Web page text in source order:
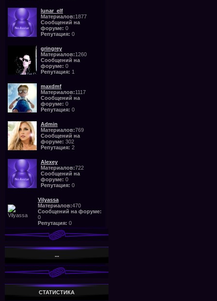
lunar_elf
Материалов:1877
Сообщений на
форуме: 0
Репутация: 0
gringrey
Материалов:1260
Сообщений на
форуме: 0
Репутация: 1
maxdmf
Материалов:1117
Сообщений на
форуме: 0
Репутация: 0
Admin
Материалов:769
Сообщений на
форуме: 302
Репутация: 2
Alexey
Материалов:722
Сообщений на
форуме: 0
Репутация: 0
Vilyassa
Материалов:470
Сообщений на форуме:
0
Репутация: 0
...
СТАТИСТИКА